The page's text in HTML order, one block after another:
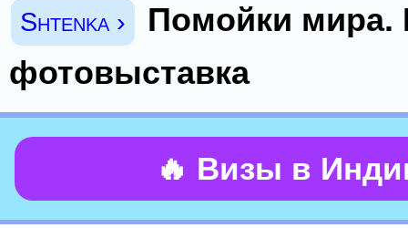
Shtenka ›
Помойки мира.
фотовыставка
🔥 Визы в